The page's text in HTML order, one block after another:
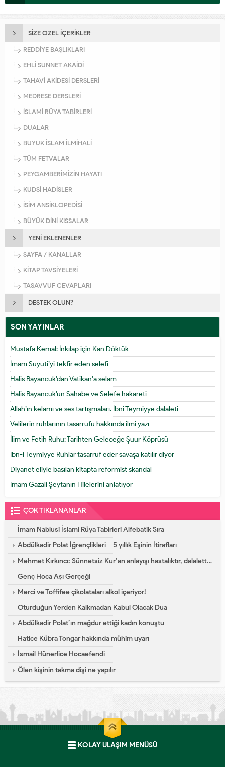
SİZE ÖZEL İÇERİKLER
REDDİYE BAŞLIKLARI
EHLİ SÜNNET AKAİDİ
TAHAVİ AKİDESİ DERSLERİ
MEDRESE DERSLERİ
İSLAMİ RÜYA TABİRLERİ
DUALAR
BÜYÜK İSLAM İLMİHALİ
TÜM FETVALAR
PEYGAMBERİMİZİN HAYATI
KUDSİ HADİSLER
İSİM ANSİKLOPEDİSİ
BÜYÜK DİNİ KISSALAR
YENİ EKLENENLER
SAYFA / KANALLAR
KİTAP TAVSİYELERİ
TASAVVUF CEVAPLARI
DESTEK OLUN?
SON YAYINLAR
Mustafa Kemal: İnkılap için Kan Döktük
İmam Suyuti’yi tekfir eden selefi
Halis Bayancuk’dan Vatikan’a selam
Halis Bayancuk’un Sahabe ve Selefe hakareti
Allah’ın kelamı ve ses tartışmaları. İbni Teymiyye dalaleti
Velilerin ruhlarının tasarrufu hakkında ilmi yazı
İlim ve Fetih Ruhu: Tarihten Geleceğe Şuur Köprüsü
İbn-i Teymiyye Ruhlar tasarruf eder savaşa katılır diyor
Diyanet eliyle basılan kitapta reformist skandal
İmam Gazali Şeytanın Hilelerini anlatıyor
ÇOK TIKLANANLAR
İmam Nablusi İslami Rüya Tabirleri Alfebatik Sıra
Abdülkadir Polat İğrençlikleri – 5 yıllık Eşinin İtirafları
Mehmet Kırkıncı: Sünnetsiz Kur’an anlayışı hastalıktır, dalalettir!
Genç Hoca Aşı Gerçeği
Merci ve Toffifee çikolataları alkol içeriyor!
Oturduğun Yerden Kalkmadan Kabul Olacak Dua
Abdülkadir Polat’ın mağdur ettiği kadın konuştu
Hatice Kübra Tongar hakkında mühim uyarı
İsmail Hünerlice Hocaefendi
Ölen kişinin takma dişi ne yapılır
KOLAY ULAŞIM MENÜSÜ